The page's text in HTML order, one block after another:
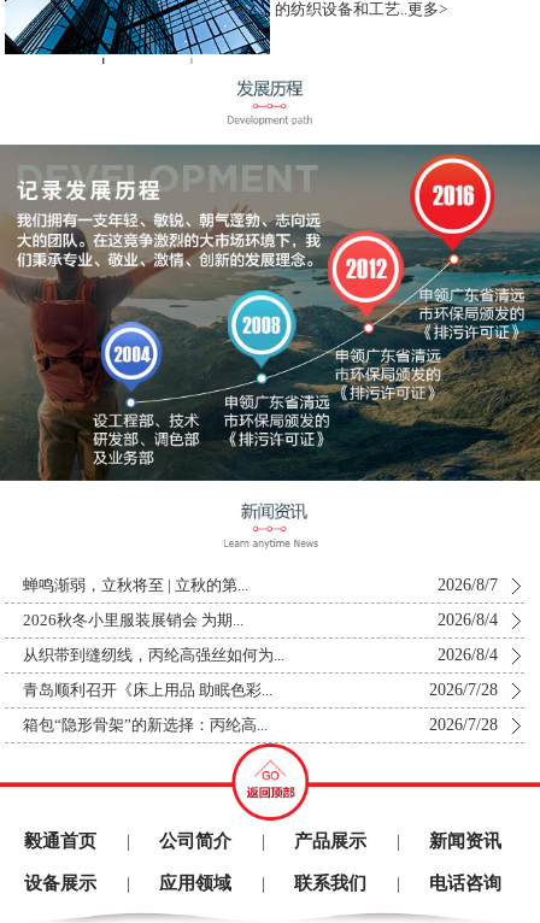
的纺织设备和工艺..更多>
蝉鸣渐弱，立秋将至 | 立秋的第... 2026/8/7
2026秋冬小里服装展销会 为期... 2026/8/4
从织带到缝纫线，丙纶高强丝如何为... 2026/8/4
青岛顺利召开《床上用品 助眠色彩... 2026/7/28
箱包“隐形骨架”的新选择：丙纶高... 2026/7/28
毅通首页 公司简介 产品展示 新闻资讯
设备展示 应用领域 联系我们 电话咨询